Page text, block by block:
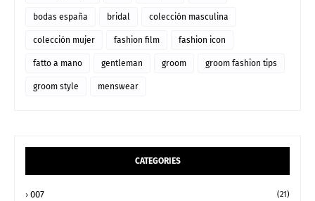
bodas españa bridal colección masculina
colección mujer fashion film fashion icon
fatto a mano gentleman groom groom fashion tips
groom style menswear
CATEGORIES
007 (21)